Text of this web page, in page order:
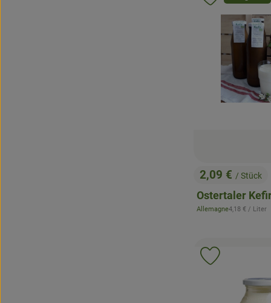
, Preis:
2,09 € / Stück
Ostertaler
, Herkunft:
Allemagne, Referenzpreis:
4,18 € / Liter
Produkt